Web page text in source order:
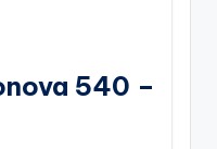
540 –